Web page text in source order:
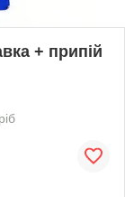
+ припій